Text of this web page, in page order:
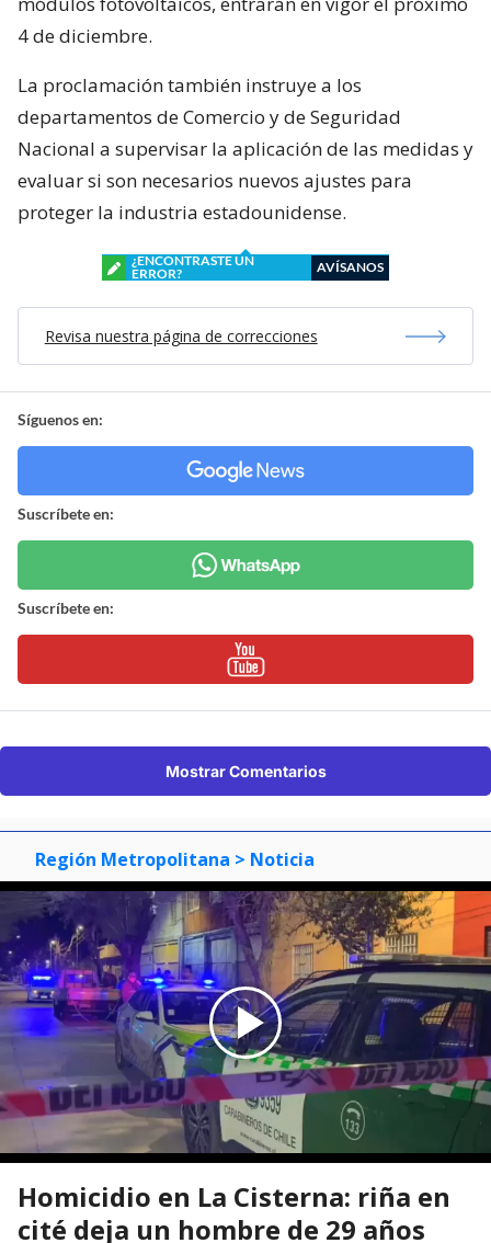
4 de diciembre.
La proclamación también instruye a los
departamentos de Comercio y de Seguridad
Nacional a supervisar la aplicación de las medidas y
evaluar si son necesarios nuevos ajustes para
proteger la industria estadounidense.
¿ENCONTRASTE UN
ERROR?
AVÍSANOS
Revisa nuestra página de correcciones
Síguenos en:
Suscríbete en:
Suscríbete en:
Mostrar Comentarios
Región Metropolitana > Noticia
Homicidio en La Cisterna: riña en
cité deja un hombre de 29 años